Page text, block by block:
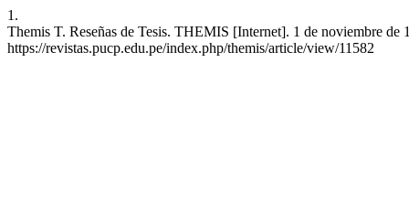
1.
Themis T. Reseñas de Tesis. THEMIS [Internet]. 1 de noviembre
https://revistas.pucp.edu.pe/index.php/themis/article/view/11582